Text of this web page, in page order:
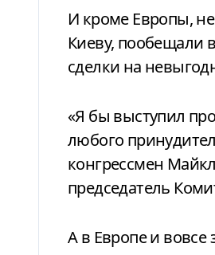
И кроме Европы,
Киеву, пообещали
сделки на
«Я бы выступил
любого
конгрессмен
председатель
А в Европе и